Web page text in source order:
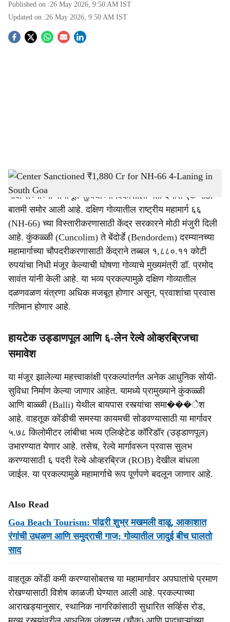
Published on :26 May 2026, 9:50 AM IST
Updated on :26 May 2026, 9:50 AM IST
S
h
a
r
e
Center Sanctioned ₹1,880 Cr for NH-66 4-Laning in South Goa-Dainik Gomantak
गोवा राज्याच्या पायाभूत सुविधांच्या विकासाला गती देणारी एक मोठी
बातमी समोर आली आहे. दक्षिण गोव्यातील राष्ट्रीय महामार्ग ६६
(NH-66) च्या विस्तारीकरणासाठी केंद्र सरकारने मोठी मंजुरी दिली
आहे. कुंकळ्ळी (Cuncolim) ते बेंदोर्डे (Bendordem) दरम्यानच्या
महामार्गाच्या चौपदरीकरणासाठी केंद्राने तब्बल १,८८०.११ कोटी
रुपयांचा निधी मंजूर केल्याची घोषणा गोव्याचे मुख्यमंत्री डॉ. प्रमोद
सावंत यांनी केली आहे. या भव्य प्रकल्पामुळे दक्षिण गोव्यातील
दळणवळण यंत्रणा अधिक मजबूत होणार असून, प्रवाशांचा प्रवास
गतिमान होणार आहे.
हायटेक उड्डाणपूल आणि ६-लेन रेल्वे ओव्हरब्रिजचा
समावेश
या मंजूर झालेल्या महत्त्वाकांक्षी प्रकल्पांतर्गत अनेक आधुनिक सोयी-
सुविधा निर्माण केल्या जाणार आहेत. यामध्ये प्रामुख्याने कुंकळ्ळी
आणि बाळ्ळी (Balli) येथील बायपास रस्त्यांचा समा���ेश
आहे. वाहतूक कोंडीची समस्या कायमची सोडवण्यासाठी या मार्गावर
५.७८ किलोमीटर लांबीचा भव्य एलिव्हेटेड कॉरिडॉर (उड्डाणपूल)
उभारण्यात येणार आहे. तसेच, रेल्वे मार्गावरून प्रवास सुलभ
करण्यासाठी ६ पदरी रेल्वे ओव्हरब्रिज (ROB) देखील बांधला
जाईल. या प्रकल्पामुळे महामार्गाचे रूप पूर्णपणे बदलून जाणार आहे.
Also Read
Goa Beach Tourism: पांढरी शुभ्र मखमली वाळू, आकाशात
रंगांची उधळण आणि समुद्राची गाज; गोव्यातील जादुई बीच घालतो
साद
वाहतूक कोंडी कमी करण्यासोबतच या महामार्गावर अपघातांचे प्रमाण
रोखण्यासाठी विशेष काळजी घेण्यात आली आहे. प्रकल्पाच्या
आराखड्यानुसार, स्थानिक नागरिकांसाठी सुधारित सर्व्हिस रोड,